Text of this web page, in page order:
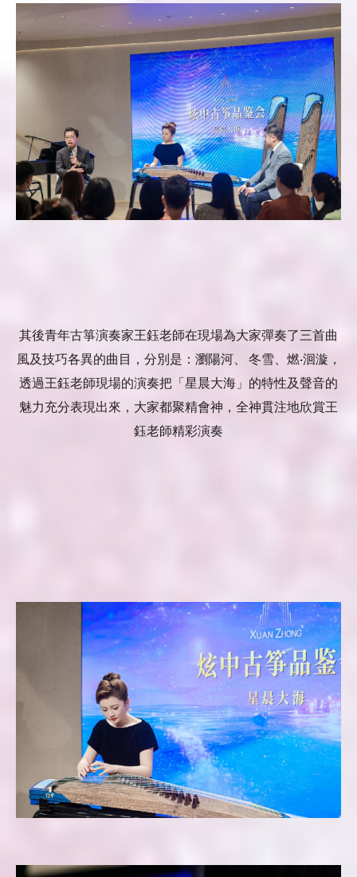
其後青年古箏演奏家王鈺老師在現場為大家彈奏了三首曲
風及技巧各異的曲目，分別是：瀏陽河、 冬雪、燃·洄漩，
透過王鈺老師現場的演奏把「星晨大海」的特性及聲音的
魅力充分表現出來，大家都聚精會神，全神貫注地欣賞王
鈺老師精彩演奏